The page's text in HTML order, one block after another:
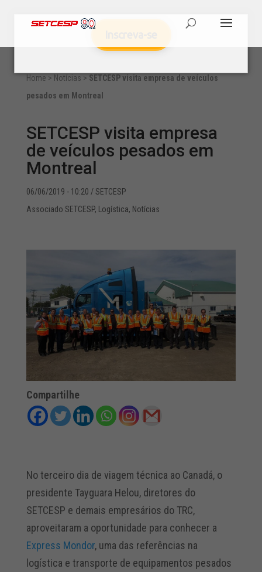
Home > Notícias > SETCESP visita empresa de veículos
pesados em Montreal
SETCESP visita empresa
de veículos pesados em
Montreal
06/06/2019 - 10:20 / SETCESP
Associado SETCESP, Logística, Notícias
Compartilhe
No terceiro dia de viagem técnica ao Canadá, o
presidente Tayguara Helou, diretores do
SETCESP e demais empresários do TRC,
aproveitaram a oportunidade para conhecer a
Express Mondor, uma das referências na
logística e transporte de equipamentos pesados